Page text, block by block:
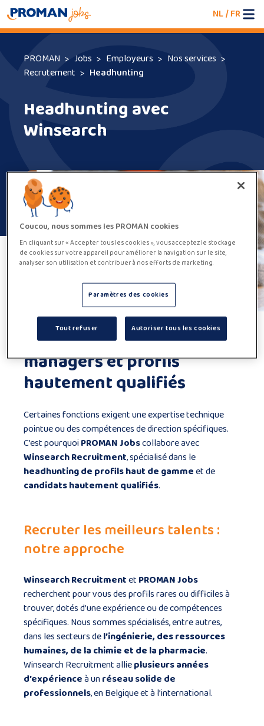
NL/FR
PROMAN Jobs Employeurs
Nos services
Recrutement
Headhunting
Headhunting avec
Winsearch
Headhunting pour
managers et profils
hautement qualifiés
Certaines fonctions exigent une expertise technique
pointue ou des compétences de direction spécifiques.
C’est pourquoiPROMAN Jobscollabore avec
Winsearch Recruitment, spécialisé dans le
headhunting de profils haut de gammeet de
candidats hautement qualifiés.
Recruter les meilleurs talents :
notre approche
Winsearch Recruitmentet PROMAN Jobs
recherchent pour vous des profils rares ou difficiles à
trouver, dotés d’une expérience ou de compétences
spécifiques. Nous sommes spécialisés, entre autres,
dans les secteurs del’ingénierie, des ressources
humaines, de la chimie et de la pharmacie.
Winsearch Recruitment allieplusieurs années
d’expérienceà unréseau solide de
professionnels, en Belgique et à l’international.
Coucou, nous sommes les PROMAN cookies
En cliquant sur « Accepter tous les cookies », vous acceptez le stockage
de cookies sur votre appareil pour améliorer la navigation sur le site,
analyser son utilisation et contribuer à nos efforts de marketing.
Paramètres des cookies
Tout refuser Autoriser tous les cookies